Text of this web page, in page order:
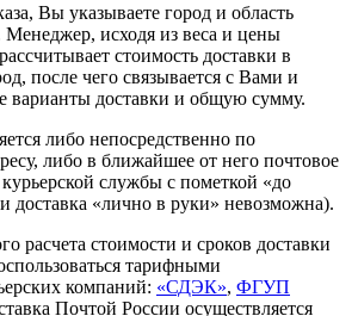
Вы указываете город и область
исходя из веса и цены
стоимость доставки в
после чего связывается с Вами и
варианты доставки и общую сумму.
либо непосредственно по
либо в ближайшее от него почтовое
службы с пометкой «до
доставка «лично в руки» невозможна).
расчета стоимости и сроков доставки
тарифными
компаний: «СДЭК», ФГУП
Почтой России осуществляется